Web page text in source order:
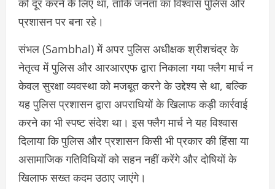
को दूर करने के लिए था, ताकि जनता का विश्वास पुलिस और
प्रशासन पर बना रहे।
संभल (Sambhal) में अपर पुलिस अधीक्षक श्रीशचंद्र के
नेतृत्व में पुलिस और आरआरएफ द्वारा निकाला गया फ्लैग मार्च न
केवल सुरक्षा व्यवस्था को मजबूत करने के उद्देश्य से था, बल्कि
यह पुलिस प्रशासन द्वारा अपराधियों के खिलाफ कड़ी कार्रवाई
करने का भी स्पष्ट संदेश था। इस फ्लैग मार्च ने यह विश्वास
दिलाया कि पुलिस और प्रशासन किसी भी प्रकार की हिंसा या
असामाजिक गतिविधियों को सहन नहीं करेंगे और दोषियों के
खिलाफ सख्त कदम उठाए जाएंगे।